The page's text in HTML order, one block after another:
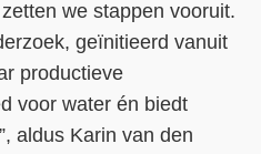
we stappen vooruit.
geïnitieerd vanuit
productieve
voor water én biedt
aldus Karin van den